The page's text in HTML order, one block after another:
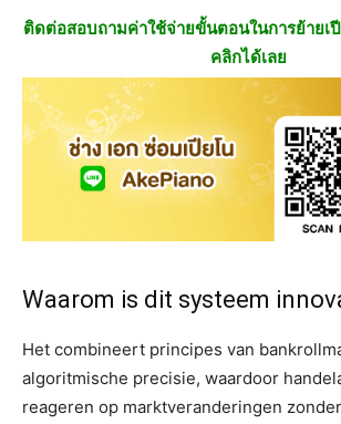
ติดต่อสอบถามค่าใช้จ่ายขั้นตอนในการย้ายเ
คลิกได้เลย
Waarom is dit systeem
Het combineert principes van
algoritmische precisie, waardoor
reageren op marktveranderingen